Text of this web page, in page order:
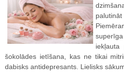
šokolādes ietīšana, kas ne tikai
dabisks antidepresants. Lielisks